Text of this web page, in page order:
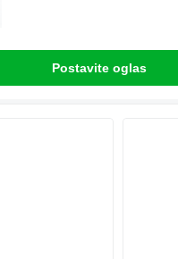
Postavite oglas